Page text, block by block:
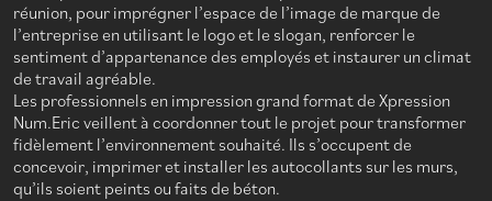
réunion, pour imprégner l’espace de l’image de marque de
l’entreprise en utilisant le logo et le slogan, renforcer le
sentiment d’appartenance des employés et instaurer un climat
de travail agréable.
Les professionnels en impression grand format de Xpression
Num.Eric veillent à coordonner tout le projet pour transformer
fidèlement l’environnement souhaité. Ils s’occupent de
concevoir, imprimer et installer les autocollants sur les murs,
qu’ils soient peints ou faits de béton.